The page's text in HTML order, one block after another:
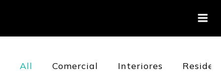
All Comercial Interiores